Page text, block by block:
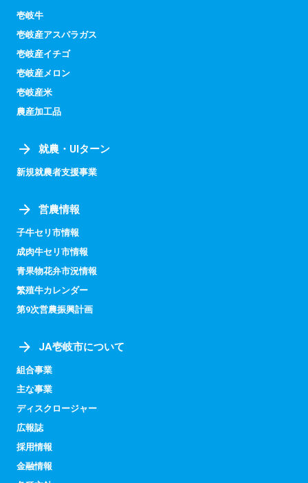
壱岐牛
壱岐産アスパラガス
壱岐産イチゴ
壱岐産メロン
壱岐産米
農産加工品
就農・UIターン
新規就農者支援事業
営農情報
子牛セリ市情報
成肉牛セリ市情報
青果物花弁市況情報
繁殖牛カレンダー
第9次営農振興計画
JA壱岐市について
組合事業
主な事業
ディスクロージャー
広報誌
採用情報
金融情報